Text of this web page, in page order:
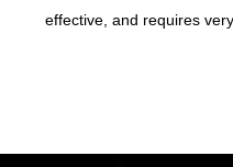
effective, and requires